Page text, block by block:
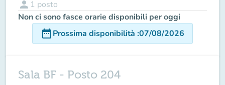
person 1 posto
Non ci sono fasce orarie disponibili per oggi
date_rangeProssima disponibilità :07/08/2026
Sala BF - Posto 204